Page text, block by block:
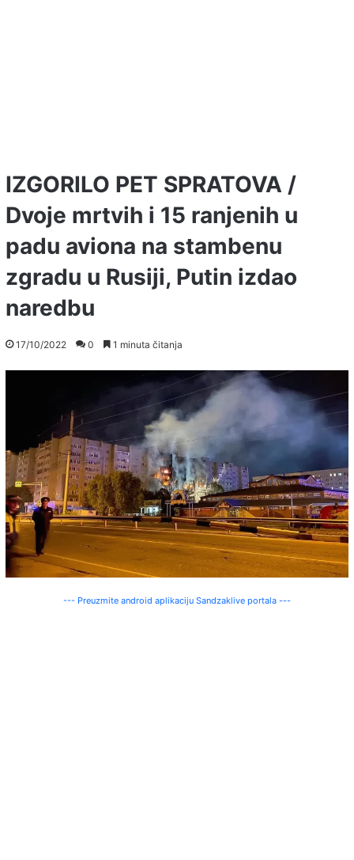
IZGORILO PET SPRATOVA /
Dvoje mrtvih i 15 ranjenih u
padu aviona na stambenu
zgradu u Rusiji, Putin izdao
naredbu
17/10/2022 0 1 minuta čitanja
--- Preuzmite android aplikaciju Sandzaklive portala ---